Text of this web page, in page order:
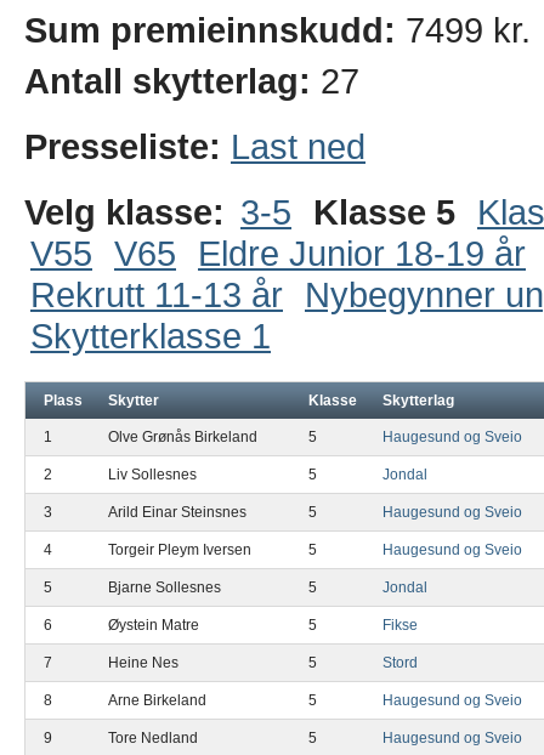
Sum premieinnskudd: 7499 kr.
Antall skytterlag: 27
Presseliste: Last ned
Velg klasse: 3-5 Klasse 5
V55 V65
Eldre Junior 18-19 år
Rekrutt 11-13 år
Nybegynner
Skytterklasse 1
Plass Skytter Klasse Skytterlag
1 Olve Grønås Birkeland 5 Haugesund og Sveio
2 Liv Sollesnes 5 Jondal
3 Arild Einar Steinsnes 5 Haugesund og Sveio
4 Torgeir Pleym Iversen 5 Haugesund og Sveio
5 Bjarne Sollesnes 5 Jondal
6 Øystein Matre 5 Fikse
7 Heine Nes 5 Stord
8 Arne Birkeland 5 Haugesund og Sveio
9 Tore Nedland 5 Haugesund og Sveio